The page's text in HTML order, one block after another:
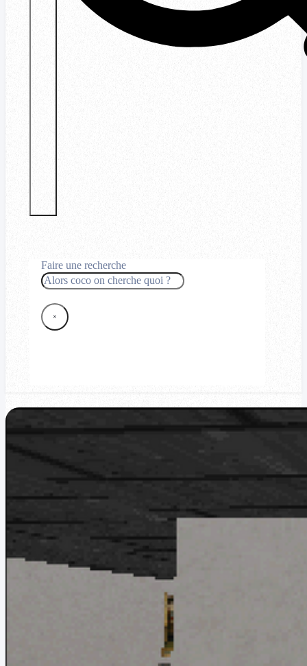
Faire une recherche
Rechercher
×